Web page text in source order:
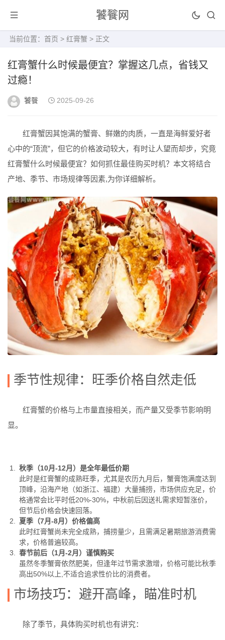
饕餮网
当前位置： 首页 > 红膏蟹 > 正文
红膏蟹什么时候最便宜？掌握这几点，省钱又
过瘾！
饕餮 2025-09-26
红膏蟹因其饱满的蟹膏、鲜嫩的肉质，一直是海鲜爱好者
心中的“顶流”，但它的价格波动较大，有时让人望而却步，究竟
红膏蟹什么时候最便宜？如何抓住最佳购买时机？本文将结合
产地、季节、市场规律等因素,为你详细解析。
季节性规律：旺季价格自然走低
红膏蟹的价格与上市量直接相关，而产量又受季节影响明
显。
秋季（10月-12月）是全年最低价期
此时是红膏蟹的成熟旺季，尤其是农历九月后，蟹膏饱满度达到
顶峰，沿海产地（如浙江、福建）大量捕捞，市场供应充足，价
格通常会比平时低20%-30%，中秋前后因送礼需求短暂涨价，
但节后价格会快速回落。
夏季（7月-8月）价格偏高
此时红膏蟹尚未完全成熟，捕捞量少，且需满足暑期旅游消费需
求，价格普遍较高。
春节前后（1月-2月）谨慎购买
虽然冬季蟹膏依然肥美，但逢年过节需求激增，价格可能比秋季
高出50%以上,不适合追求性价比的消费者。
市场技巧：避开高峰，瞄准时机
除了季节，具体购买时机也有讲究：